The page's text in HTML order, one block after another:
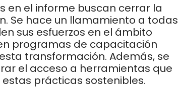
en el informe buscan cerrar la
Se hace un llamamiento a todas
sus esfuerzos en el ámbito
programas de capacitación
transformación. Además, se
el acceso a herramientas que
prácticas sostenibles.